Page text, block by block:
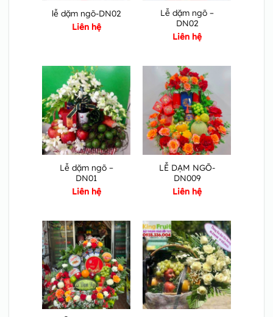
lễ dặm ngõ-DN02
Liên hệ
Lễ dặm ngõ –
DN02
Liên hệ
Lễ dặm ngõ –
DN01
Liên hệ
LỄ DẠM NGÕ-
DN009
Liên hệ